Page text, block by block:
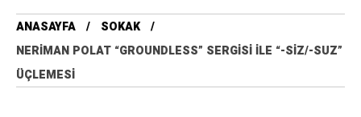
ANASAYFA
SOKAK
NERIMAN POLAT “GROUNDLESS” SERGISI ILE “-SIZ/-SUZ”
ÜÇLEMESI